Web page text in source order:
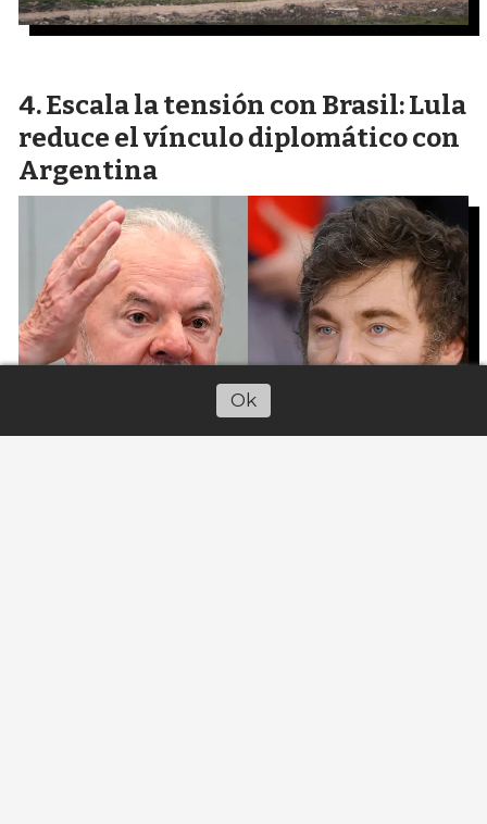
Escala la tensión con Brasil: Lula
reduce el vínculo diplomático con
Argentina
Ok